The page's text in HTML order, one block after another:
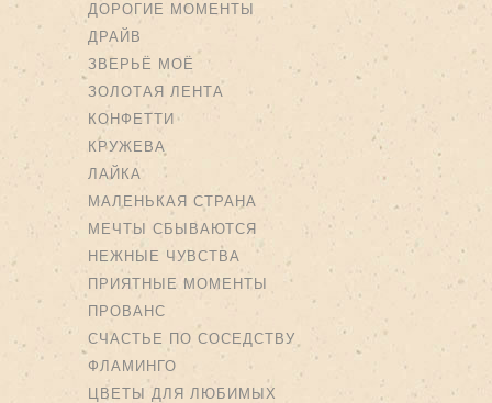
ДОРОГИЕ МОМЕНТЫ
ДРАЙВ
ЗВЕРЬЁ МОЁ
ЗОЛОТАЯ ЛЕНТА
КОНФЕТТИ
КРУЖЕВА
ЛАЙКА
МАЛЕНЬКАЯ СТРАНА
МЕЧТЫ СБЫВАЮТСЯ
НЕЖНЫЕ ЧУВСТВА
ПРИЯТНЫЕ МОМЕНТЫ
ПРОВАНС
СЧАСТЬЕ ПО СОСЕДСТВУ
ФЛАМИНГО
ЦВЕТЫ ДЛЯ ЛЮБИМЫХ